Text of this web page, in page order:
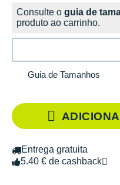
Consulte o guia de
produto ao carrinho.
Guia de Tamanhos
Entrega gratuita
5.40 € de cashback